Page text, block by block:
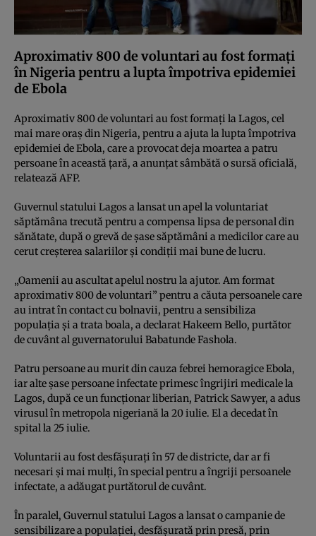
Aproximativ 800 de voluntari au fost formaţi
în Nigeria pentru a lupta împotriva epidemiei
de Ebola
Aproximativ 800 de voluntari au fost formaţi la Lagos, cel
mai mare oraş din Nigeria, pentru a ajuta la lupta împotriva
epidemiei de Ebola, care a provocat deja moartea a patru
persoane în această ţară, a anunţat sâmbătă o sursă oficială,
relatează AFP.
Guvernul statului Lagos a lansat un apel la voluntariat
săptămâna trecută pentru a compensa lipsa de personal din
sănătate, după o grevă de şase săptămâni a medicilor care au
cerut creşterea salariilor şi condiţii mai bune de lucru.
„Oamenii au ascultat apelul nostru la ajutor. Am format
aproximativ 800 de voluntari” pentru a căuta persoanele care
au intrat în contact cu bolnavii, pentru a sensibiliza
populaţia şi a trata boala, a declarat Hakeem Bello, purtător
de cuvânt al guvernatorului Babatunde Fashola.
Patru persoane au murit din cauza febrei hemoragice Ebola,
iar alte şase persoane infectate primesc îngrijiri medicale la
Lagos, după ce un funcţionar liberian, Patrick Sawyer, a adus
virusul în metropola nigeriană la 20 iulie. El a decedat în
spital la 25 iulie.
Voluntarii au fost desfăşuraţi în 57 de districte, dar ar fi
necesari şi mai mulţi, în special pentru a îngriji persoanele
infectate, a adăugat purtătorul de cuvânt.
În paralel, Guvernul statului Lagos a lansat o campanie de
sensibilizare a populaţiei, desfăşurată prin presă, prin